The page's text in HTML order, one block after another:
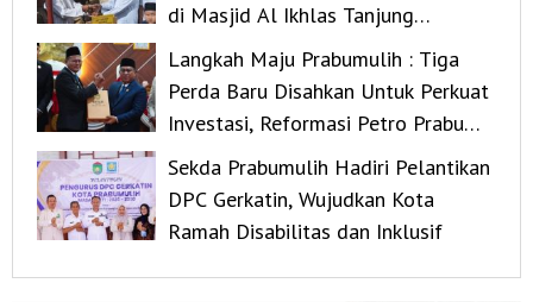
di Masjid Al Ikhlas Tanjung
Rambang
Langkah Maju Prabumulih : Tiga
Perda Baru Disahkan Untuk Perkuat
Investasi, Reformasi Petro Prabu
dan Mitigasi Bencana
Sekda Prabumulih Hadiri Pelantikan
DPC Gerkatin, Wujudkan Kota
Ramah Disabilitas dan Inklusif